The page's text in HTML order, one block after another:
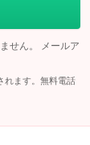
せん。 メールア
れます。無料電話